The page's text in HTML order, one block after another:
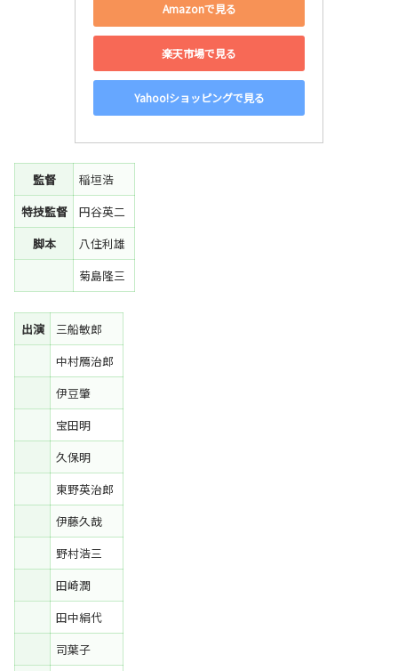
Amazonで見る
楽天市場で見る
Yahoo!ショッピングで見る
監督
稲垣浩
特技監督
円谷英二
脚本
八住利雄
菊島隆三
出演
三船敏郎
中村鴈治郎
伊豆肇
宝田明
久保明
東野英治郎
伊藤久哉
野村浩三
田崎潤
田中絹代
司葉子